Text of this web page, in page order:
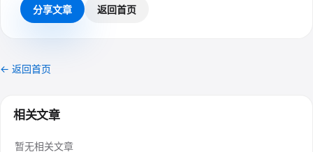
分享文章 返回首页
← 返回首页
相关文章
暂无相关文章